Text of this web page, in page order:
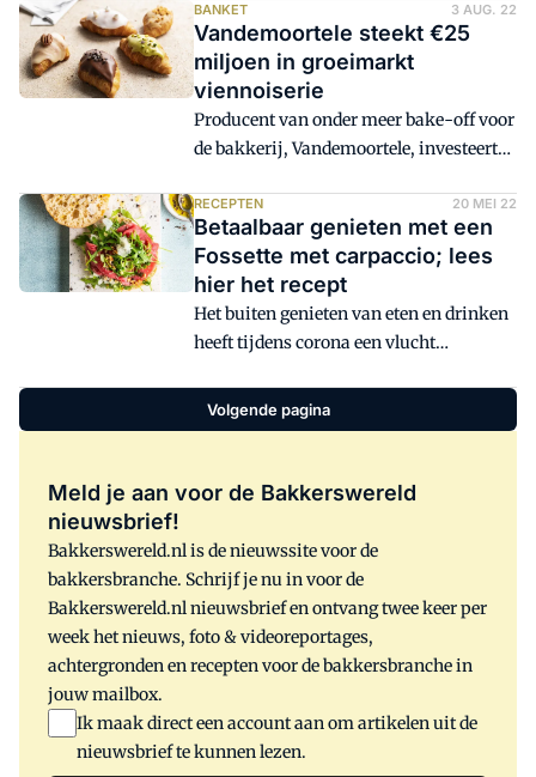
komende oliebollenseizoen. Bakkers
kiezen nu vooral voor producten die
bekend zijn en hun bijdrage bewezen
hebben. Een hoogwaardige kwaliteit
blijft belangrijk. Daarnaast is er
vanwege de actuele olieprijs een
olieblends, aldus leveranciers.
BANKET 3 AUG. 22
Vandemoortele steekt €25
miljoen in groeimarkt
viennoiserie
Producent van onder meer bake-off voor
de bakkerij, Vandemoortele, investeert
Bretagne. De fabriek moet gaan
beantwoorden aan de groeiende vraag
naar viennoiserie.
RECEPTEN 20 MEI 22
Betaalbaar genieten met een
Fossette met carpaccio; lees
hier het recept
Het buiten genieten van eten en drinken
heeft tijdens corona een vlucht
meer mag, voorspelt Sandra van Ruiten
van Vandemoortele. 'Er liggen kansen
assortiment voor to go.'
Volgende pagina
Meld je aan voor de Bakkerswereld
nieuwsbrief!
Bakkerswereld.nl is de nieuwssite voor de
bakkersbranche. Schrijf je nu in voor de
Bakkerswereld.nl nieuwsbrief en ontvang twee keer per
week het nieuws, foto & videoreportages,
achtergronden en recepten voor de bakkersbranche in
jouw mailbox.
Ik maak direct een account aan om artikelen uit de
nieuwsbrief te kunnen lezen.